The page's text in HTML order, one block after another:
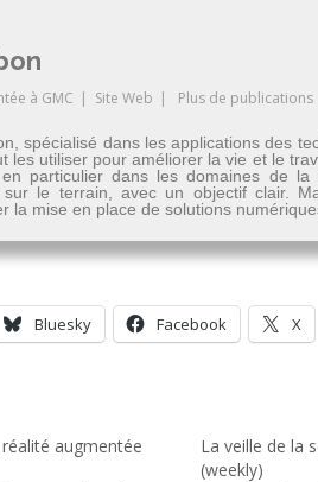
à GMC | Site Web | Plus de publications
spécialisé dans les applications des
les utiliser pour améliorer la vie et le
particulier dans les domaines de
le terrain, avec un objectif clair.
la mise en place de solutions
Bluesky Facebook X
augmentée
La veille de la
(weekly)